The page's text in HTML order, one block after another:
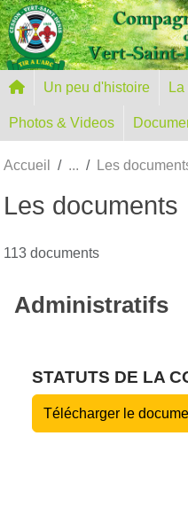
Un peu d'histoire
Photos & Videos
Accueil Les
Les documents
113 documents
Administratifs
STATUTS DE LA
Télécharger le
Panneau de gestion des